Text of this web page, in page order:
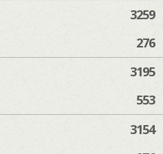
3259
276
3195
553
3154